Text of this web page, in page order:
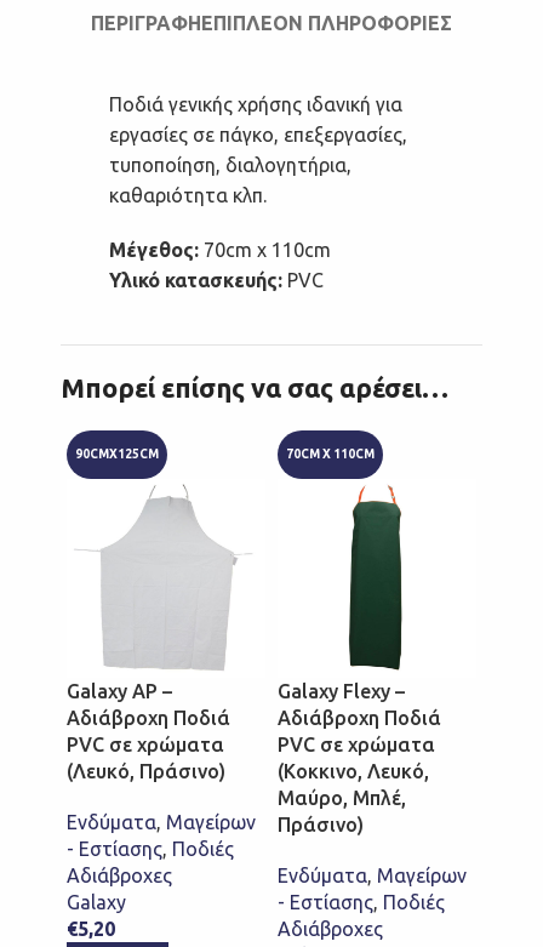
ΠΕΡΙΓΡΑΦΉΕΠΙΠΛΈΟΝ ΠΛΗΡΟΦΟΡΊΕΣ
Ποδιά γενικής χρήσης ιδανική για
εργασίες σε πάγκο, επεξεργασίες,
τυποποίηση, διαλογητήρια,
καθαριότητα κλπ.
Μέγεθος: 70cm x 110cm
Υλικό κατασκευής: PVC
Μπορεί επίσης να σας αρέσει…
90CMX125CM
Galaxy AP –
Αδιάβροχη Ποδιά
PVC σε χρώματα
(Λευκό, Πράσινο)
Ενδύματα, Μαγείρων
- Εστίασης, Ποδιές
Αδιάβροχες
Galaxy
€5,20
70CM X 110CM
Galaxy Flexy –
Αδιάβροχη Ποδιά
PVC σε χρώματα
(Κοκκινο, Λευκό,
Μαύρο, Μπλέ,
Πράσινο)
Ενδύματα, Μαγείρων
- Εστίασης, Ποδιές
Αδιάβροχες